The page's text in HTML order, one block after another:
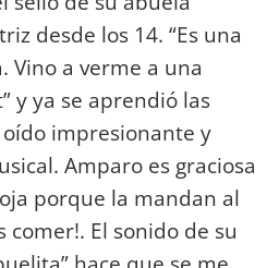
desde los 14. “Es una
Vino a verme a una
y ya se aprendió las
impresionante y
Amparo es graciosa
porque la mandan al
comer!. El sonido de su